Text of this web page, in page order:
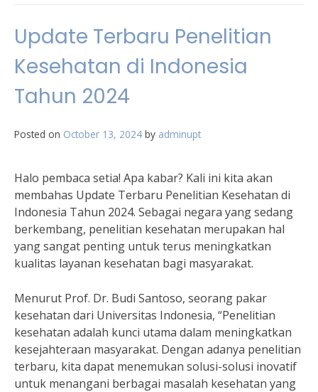
Update Terbaru Penelitian
Kesehatan di Indonesia
Tahun 2024
Posted on October 13, 2024 by adminupt
Halo pembaca setia! Apa kabar? Kali ini kita akan
membahas Update Terbaru Penelitian Kesehatan di
Indonesia Tahun 2024. Sebagai negara yang sedang
berkembang, penelitian kesehatan merupakan hal
yang sangat penting untuk terus meningkatkan
kualitas layanan kesehatan bagi masyarakat.
Menurut Prof. Dr. Budi Santoso, seorang pakar
kesehatan dari Universitas Indonesia, “Penelitian
kesehatan adalah kunci utama dalam meningkatkan
kesejahteraan masyarakat. Dengan adanya penelitian
terbaru, kita dapat menemukan solusi-solusi inovatif
untuk menangani berbagai masalah kesehatan yang